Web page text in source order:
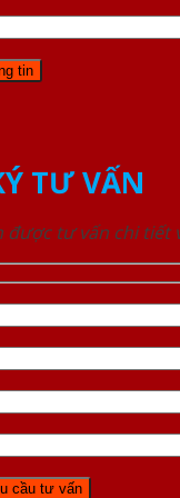
TƯ VẤN
tư vấn chi tiết